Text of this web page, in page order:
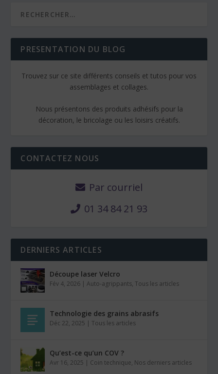
PRESENTATION DU BLOG
Trouvez sur ce site différents conseils et tutos pour vos
assemblages et collages.
Nous présentons des produits adhésifs pour la
décoration, le bricolage ou les loisirs créatifs.
CONTACTEZ NOUS
Par courriel
01 34 84 21 93
DERNIERS ARTICLES
Découpe laser Velcro
Fév 4, 2026 |Auto-agrippants,Tous les articles
Technologie des grains abrasifs
Déc 22, 2025 |Tous les articles
Qu’est-ce qu’un COV ?
Avr 16, 2025 | Coin technique, Nos derniers articles